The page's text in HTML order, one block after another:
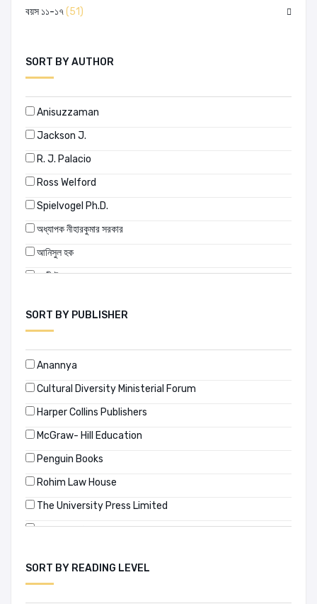
বয়স ১১-১৭(51)
SORT BY AUTHOR
Anisuzzaman
Jackson J.
R. J. Palacio
Ross Welford
Spielvogel Ph.D.
অধ্যাপক নীহারকুমার সরকার
আনিসুল হক
আলী ইমাম
ইয়াকভ পেরেলম্যান
উইলিয়াম শেক্সপীয়ার
কাজী রোজী
ক্রিস্টোফার কলম্বাস
খায়রুল আলম মনির
জওহর লাল নেহেরু
জুলফিয়া ইসলাম
ডেভিড ল্যাম্বার্ট
নূহ-উল-আলম লেনিন
SORT BY PUBLISHER
Anannya
Cultural Diversity Ministerial Forum
Harper Collins Publishers
McGraw- Hill Education
Penguin Books
Rohim Law House
The University Press Limited
অধ্যয়ন প্রকাশন
কথা প্রকাশ
SORT BY READING LEVEL